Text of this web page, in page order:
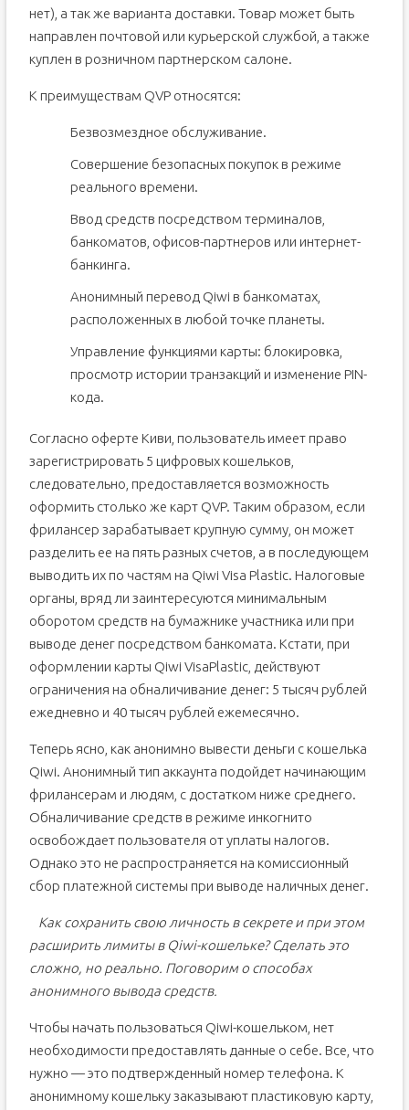
нет), а так же варианта доставки. Товар может быть
направлен почтовой или курьерской службой, а также
куплен в розничном партнерском салоне.
К преимуществам QVP относятся:
Безвозмездное обслуживание.
Совершение безопасных покупок в режиме
реального времени.
Ввод средств посредством терминалов,
банкоматов, офисов-партнеров или интернет-
банкинга.
Анонимный перевод Qiwi в банкоматах,
расположенных в любой точке планеты.
Управление функциями карты: блокировка,
просмотр истории транзакций и изменение PIN-
кода.
Согласно оферте Киви, пользователь имеет право
зарегистрировать 5 цифровых кошельков,
следовательно, предоставляется возможность
оформить столько же карт QVP. Таким образом, если
фрилансер зарабатывает крупную сумму, он может
разделить ее на пять разных счетов, а в последующем
выводить их по частям на Qiwi Visa Plastic. Налоговые
органы, вряд ли заинтересуются минимальным
оборотом средств на бумажнике участника или при
выводе денег посредством банкомата. Кстати, при
оформлении карты Qiwi VisaPlastic, действуют
ограничения на обналичивание денег: 5 тысяч рублей
ежедневно и 40 тысяч рублей ежемесячно.
Теперь ясно, как анонимно вывести деньги с кошелька
Qiwi. Анонимный тип аккаунта подойдет начинающим
фрилансерам и людям, с достатком ниже среднего.
Обналичивание средств в режиме инкогнито
освобождает пользователя от уплаты налогов.
Однако это не распространяется на комиссионный
сбор платежной системы при выводе наличных денег.
Как сохранить свою личность в секрете и при этом
расширить лимиты в Qiwi-кошельке? Сделать это
сложно, но реально. Поговорим о способах
анонимного вывода средств.
Чтобы начать пользоваться Qiwi-кошельком, нет
необходимости предоставлять данные о себе. Все, что
нужно — это подтвержденный номер телефона. К
анонимному кошельку заказывают пластиковую карту,